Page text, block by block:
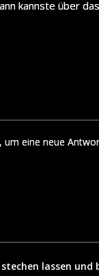
kannste über
um eine neue
lassen